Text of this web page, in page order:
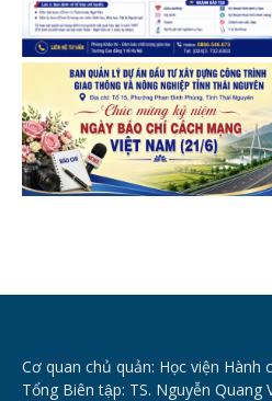
Cơ quan chủ quản: Học viện Hành
Tổng Biên tập: TS. Nguyễn Quang